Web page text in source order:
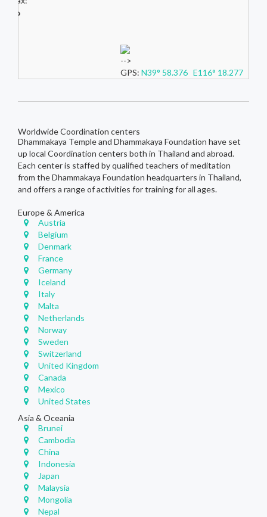
-->
GPS: N39° 58.376 E116° 18.277
Worldwide Coordination centers
Dhammakaya Temple and Dhammakaya Foundation have set
up local Coordination centers both in Thailand and abroad.
Each center is staffed by qualified teachers of meditation
from the Dhammakaya Foundation headquarters in Thailand,
and offers a range of activities for training for all ages.
Europe & America
Austria
Belgium
Denmark
France
Germany
Iceland
Italy
Malta
Netherlands
Norway
Sweden
Switzerland
United Kingdom
Canada
Mexico
United States
Asia & Oceania
Brunei
Cambodia
China
Indonesia
Japan
Malaysia
Mongolia
Nepal